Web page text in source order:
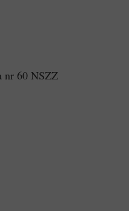
nr 60 NSZZ